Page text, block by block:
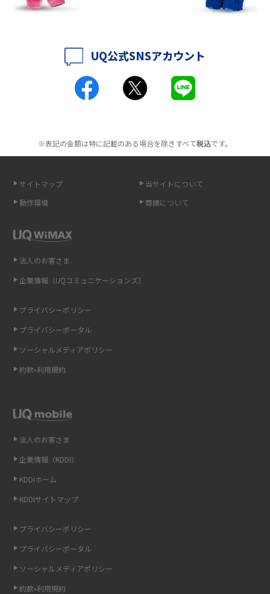
ポケット型Wi-Fiとは？通信の仕組みやメリット・デメリットを解説
工事不要！置くだけWi-Fiの特徴は？メリット・デメリットや選び方を解説
介
ポケット型Wi-Fi（モバイルWi-Fi）とは？おススメする方の特徴や選び方を
点も解説
ギガバイト（GB）とは？1GBの目安やギガが足りない時の対処法を紹介
Wi-Fi 6とは？Wi-Fi 5との違いやメリットと注意点、規格の種類も解説
光ファイバーとは？仕組みやメリット・デメリットを初心者向けにわかり
やすく解説
ストリーミング再生とは？ダウンロードとの違いやメリット・デメリット
引っ越し費用の相場は？ひとり暮らしや家族の場合の目安や費用を抑える
UQ公式SNSアカウント
※表記の金額は特に記載のある場合を除きすべて税込です。
サイトマップ
当サイトについて
動作環境
商標について
法人のお客さま
企業情報（KDDI）
KDDIホーム
KDDIサイトマップ
プライバシーポリシー
プライバシーポータル
ソーシャルメディアポリシー
約款•利用規約
法人のお客さま
企業情報（UQコミュニケーションズ）
プライバシーポリシー
プライバシーポータル
ソーシャルメディアポリシー
約款•利用規約